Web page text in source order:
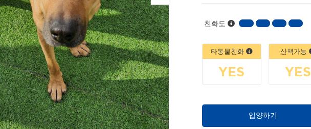
친화도
타동물친화
YES
산책가능
YES
입양하기